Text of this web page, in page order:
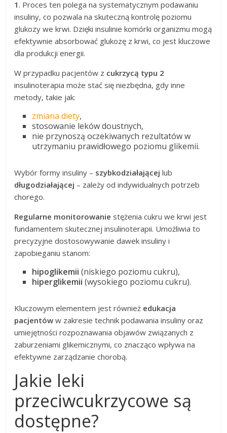
1 . Proces ten polega na systematycznym podawaniu
insuliny, co pozwala na skuteczną kontrolę poziomu
glukozy we krwi. Dzięki insulinie komórki organizmu mogą
efektywnie absorbować glukozę z krwi, co jest kluczowe
dla produkcji energii.
W przypadku pacjentów z cukrzycą typu 2
insulinoterapia może stać się niezbędna, gdy inne
metody, takie jak:
zmiana diety,
stosowanie leków doustnych,
nie przynoszą oczekiwanych rezultatów w
utrzymaniu prawidłowego poziomu glikemii.
Wybór formy insuliny – szybkodziałającej lub
długodziałającej – zależy od indywidualnych potrzeb
chorego.
Regularne monitorowanie stężenia cukru we krwi jest
fundamentem skutecznej insulinoterapii. Umożliwia to
precyzyjne dostosowywanie dawek insuliny i
zapobieganiu stanom:
hipoglikemii (niskiego poziomu cukru),
hiperglikemii (wysokiego poziomu cukru).
Kluczowym elementem jest również edukacja
pacjentów w zakresie technik podawania insuliny oraz
umiejętności rozpoznawania objawów związanych z
zaburzeniami glikemicznymi, co znacząco wpływa na
efektywne zarządzanie chorobą.
Jakie leki
przeciwcukrzycowe są
dostępne?